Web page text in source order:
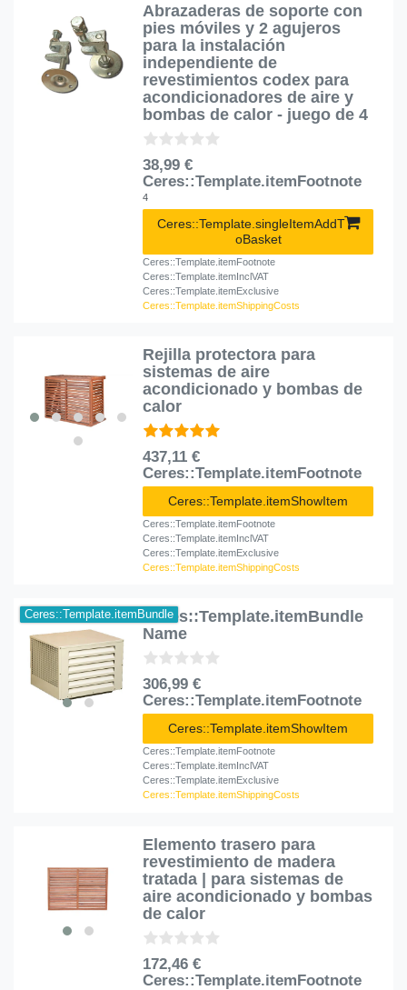
Abrazaderas de soporte con
pies móviles y 2 agujeros
para la instalación
independiente de
revestimientos codex para
acondicionadores de aire y
bombas de calor - juego de 4
38,99 €
Ceres::Template.itemFootnote
4
Ceres::Template.singleItemAddT
oBasket
Ceres::Template.itemFootnote
Ceres::Template.itemInclVAT
Ceres::Template.itemExclusive
Ceres::Template.itemShippingCosts
Rejilla protectora para
sistemas de aire
acondicionado y bombas de
calor
437,11 €
Ceres::Template.itemFootnote
Ceres::Template.itemShowItem
Ceres::Template.itemFootnote
Ceres::Template.itemInclVAT
Ceres::Template.itemExclusive
Ceres::Template.itemShippingCosts
Ceres::Template.itemBundleCeres::Template.itemBundle
Name
306,99 €
Ceres::Template.itemFootnote
Ceres::Template.itemShowItem
Ceres::Template.itemFootnote
Ceres::Template.itemInclVAT
Ceres::Template.itemExclusive
Ceres::Template.itemShippingCosts
Elemento trasero para
revestimiento de madera
tratada | para sistemas de
aire acondicionado y bombas
de calor
172,46 €
Ceres::Template.itemFootnote